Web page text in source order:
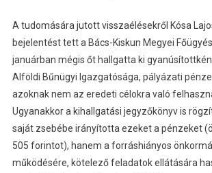
A tudomására jutott visszaélésekről Kósa
bejelentést tett a Bács-Kiskun Megyei
januárban mégis őt hallgatta ki
Alföldi Bűnügyi Igazgatósága, pályázati
azoknak nem az eredeti célokra való
Ugyanakkor a kihallgatási jegyzőkönyv is
saját zsebébe irányította ezeket a pénzeket
505 forintot), hanem a forráshiányos
működésére, kötelező feladatok ellátására